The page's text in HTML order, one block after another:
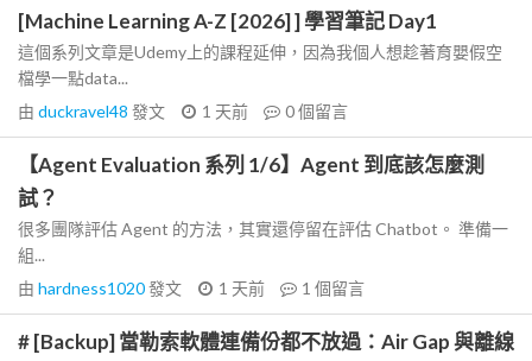
[Machine Learning A-Z [2026] ] 學習筆記 Day1
這個系列文章是Udemy上的課程延伸，因為我個人想趁著育嬰假空
檔學一點data...
由 duckravel48 發文 1 天前 0個留言
【Agent Evaluation 系列 1/6】Agent 到底該怎麼測
試？
很多團隊評估 Agent 的方法，其實還停留在評估 Chatbot。 準備一
組...
由 hardness1020發文 1 天前 1 個留言
# [Backup] 當勒索軟體連備份都不放過：Air Gap 與離線